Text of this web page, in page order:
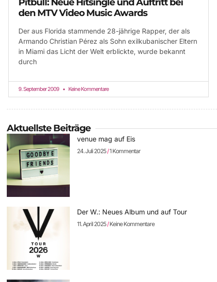
den MTV Video Music Awards
Der aus Florida stammende 28-jährige Rapper, der als
Armando Christian Pérez als Sohn exilkubanischer Eltern
in Miami das Licht der Welt erblickte, wurde bekannt
durch
9. September 2009 Keine Kommentare
Aktuellste Beiträge
venue mag auf Eis
24. Juli 2025 1 Kommentar
Der W.: Neues Album und auf Tour
11. April 2025 Keine Kommentare